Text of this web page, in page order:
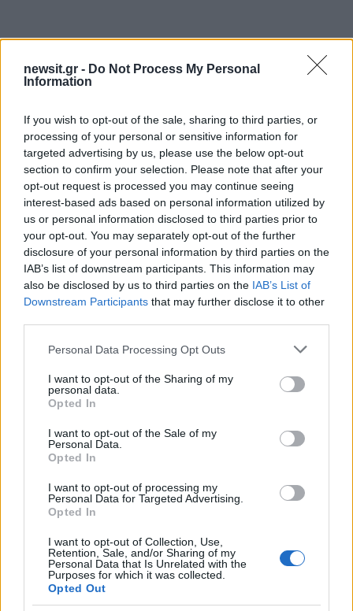
newsit.gr - Do Not Process My Personal
Information
If you wish to opt-out of the sale, sharing to third parties, or
processing of your personal or sensitive information for
targeted advertising by us, please use the below opt-out
section to confirm your selection. Please note that after your
opt-out request is processed you may continue seeing
interest-based ads based on personal information utilized by
us or personal information disclosed to third parties prior to
your opt-out. You may separately opt-out of the further
disclosure of your personal information by third parties on the
IAB’s list of downstream participants. This information may
also be disclosed by us to third parties on the IAB’s List of
Downstream Participants that may further disclose it to other
Please note that this website/app uses one or more Google
not limited to your visit or usage behaviour. You may click to
grant or deny consent to Google and its third-party tags to
use your data for below specified purposes in below Google
consent section.
Personal Data Processing Opt Outs
I want to opt-out of the Sharing of my
personal data.
Opted In
I want to opt-out of the Sale of my
Personal Data.
Opted In
I want to opt-out of processing my
Personal Data for Targeted Advertising.
Opted In
I want to opt-out of Collection, Use,
Retention, Sale, and/or Sharing of my
Personal Data that Is Unrelated with the
Purposes for which it was collected.
Opted Out